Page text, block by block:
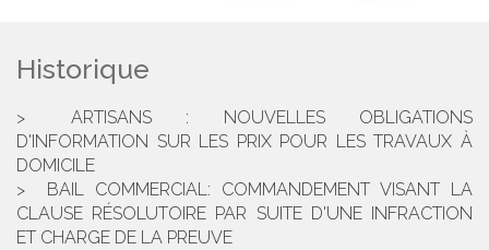
Historique
ARTISANS : NOUVELLES OBLIGATIONS
D'INFORMATION SUR LES PRIX POUR LES TRAVAUX À
DOMICILE
BAIL COMMERCIAL: COMMANDEMENT VISANT LA
CLAUSE RÉSOLUTOIRE PAR SUITE D'UNE INFRACTION
ET CHARGE DE LA PREUVE